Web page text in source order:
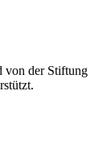
von der Stiftung